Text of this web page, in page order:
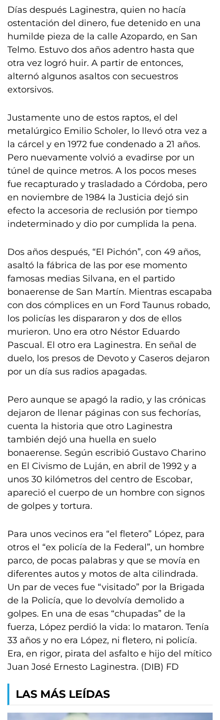
Días después Laginestra, quien no hacía
ostentación del dinero, fue detenido en una
humilde pieza de la calle Azopardo, en San
Telmo. Estuvo dos años adentro hasta que
otra vez logró huir. A partir de entonces,
alternó algunos asaltos con secuestros
extorsivos.
Justamente uno de estos raptos, el del
metalúrgico Emilio Scholer, lo llevó otra vez a
la cárcel y en 1972 fue condenado a 21 años.
Pero nuevamente volvió a evadirse por un
túnel de quince metros. A los pocos meses
fue recapturado y trasladado a Córdoba, pero
en noviembre de 1984 la Justicia dejó sin
efecto la accesoria de reclusión por tiempo
indeterminado y dio por cumplida la pena.
Dos años después, “El Pichón”, con 49 años,
asaltó la fábrica de las por ese momento
famosas medias Silvana, en el partido
bonaerense de San Martín. Mientras escapaba
con dos cómplices en un Ford Taunus robado,
los policías les dispararon y dos de ellos
murieron. Uno era otro Néstor Eduardo
Pascual. El otro era Laginestra. En señal de
duelo, los presos de Devoto y Caseros dejaron
por un día sus radios apagadas.
Pero aunque se apagó la radio, y las crónicas
dejaron de llenar páginas con sus fechorías,
cuenta la historia que otro Laginestra
también dejó una huella en suelo
bonaerense. Según escribió Gustavo Charino
en El Civismo de Luján, en abril de 1992 y a
unos 30 kilómetros del centro de Escobar,
apareció el cuerpo de un hombre con signos
de golpes y tortura.
Para unos vecinos era “el fletero” López, para
otros el “ex policía de la Federal”, un hombre
parco, de pocas palabras y que se movía en
diferentes autos y motos de alta cilindrada.
Un par de veces fue “visitado” por la Brigada
de la Policía, que lo devolvía demolido a
golpes. En una de esas “chupadas” de la
fuerza, López perdió la vida: lo mataron. Tenía
33 años y no era López, ni fletero, ni policía.
Era, en rigor, pirata del asfalto e hijo del mítico
Juan José Ernesto Laginestra. (DIB) FD
LAS MÁS LEÍDAS